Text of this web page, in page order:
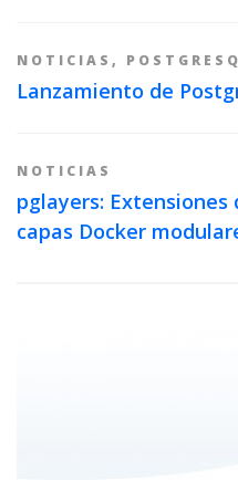
NOTICIAS ,
Lanzamiento de
NOTICIAS
pglayers: Extensiones
capas Docker